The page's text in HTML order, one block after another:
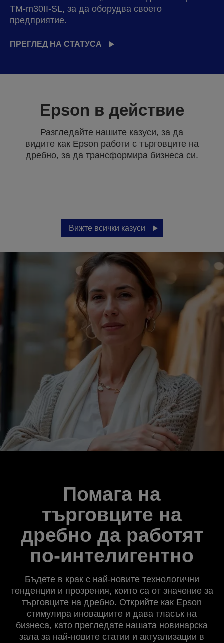
TM-m30II-SL, за да оборудва своето
предприятие.
ПРЕГЛЕД НА СТАТУСА
Epson в действие
Разгледайте нашите казуси, за да
видите как Epson работи с търговците на
дребно, за да трансформира бизнеса си.
Вижте всички казуси
Помага на
търговците на
дребно да работят
по-интелигентно
Бъдете в крак с най-новите технологични
тенденции и прозрения, които са от значение за
търговците на дребно. Открийте как Epson
стимулира иновациите и дава тласък на
бизнеса, като прегледате нашата новинарска
зала за най-новите статии и актуализации в